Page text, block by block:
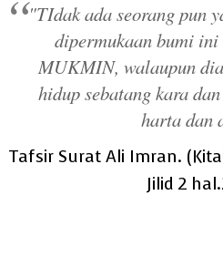
"TIdak ada seorang pun
dipermukaan bumi
MUKMIN, walaupun
hidup sebatang kara
harta dan
Tafsir Surat Ali Imran.
Jilid 2